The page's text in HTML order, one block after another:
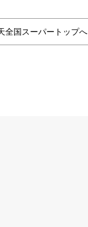
全国スーパートップへ